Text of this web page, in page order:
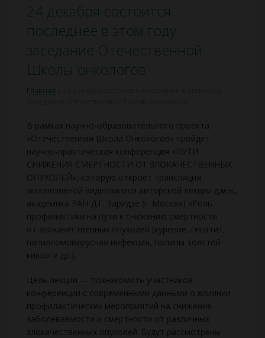
24 декабря состоится
последнее в этом году
заседание Отечественной
Школы онкологов
Главная
В рамках научно-образовательного проекта
«Отечественная Школа Онкологов» пройдет
научно-практическая конференция «ПУТИ
СНИЖЕНИЯ СМЕРТНОСТИ ОТ ЗЛОКАЧЕСТВЕННЫХ
ОПУХОЛЕЙ», которую откроет трансляция
эксклюзивной видеозаписи авторской лекции д.м.н.,
академика РАН Д.Г. Заридзе (г. Москва) «Роль
профилактики на пути к снижению смертности
от злокачественных опухолей (курение, гепатит,
папилломовирусная инфекция, полипы толстой
кишки и др.).
Цель лекции — познакомить участников
конференции с современными данными о влиянии
профилактических мероприятий на снижение
заболеваемости и смертности от различных
злокачественных опухолей. Будут рассмотрены